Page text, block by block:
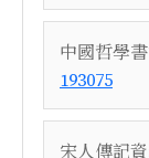
中國哲學
193075
宋人傳記